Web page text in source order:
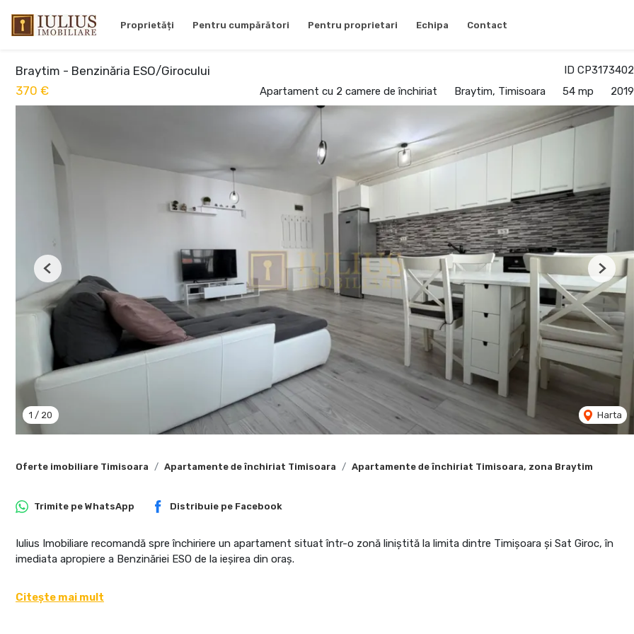
Proprietăți Pentru cumpărători Pentru proprietari Echipa Contact
ID CP3173402
Braytim - Benzinăria ESO/Girocului
370 €
Apartament cu 2 camere de închiriat Braytim, Timisoara 54 mp 2019
1 / 20 Harta
Previous Next
Oferte imobiliare Timisoara Apartamente de închiriat Timisoara Apartamente de închiriat Timisoara, zona Braytim
Trimite pe WhatsApp Distribuie pe Facebook
Iulius Imobiliare recomandă spre închiriere un apartament situat într-o zonă liniștită la limita dintre Timișoara și Sat Giroc, în
imediata apropiere a Benzinăriei ESO de la ieșirea din oraș.
Citește mai mult